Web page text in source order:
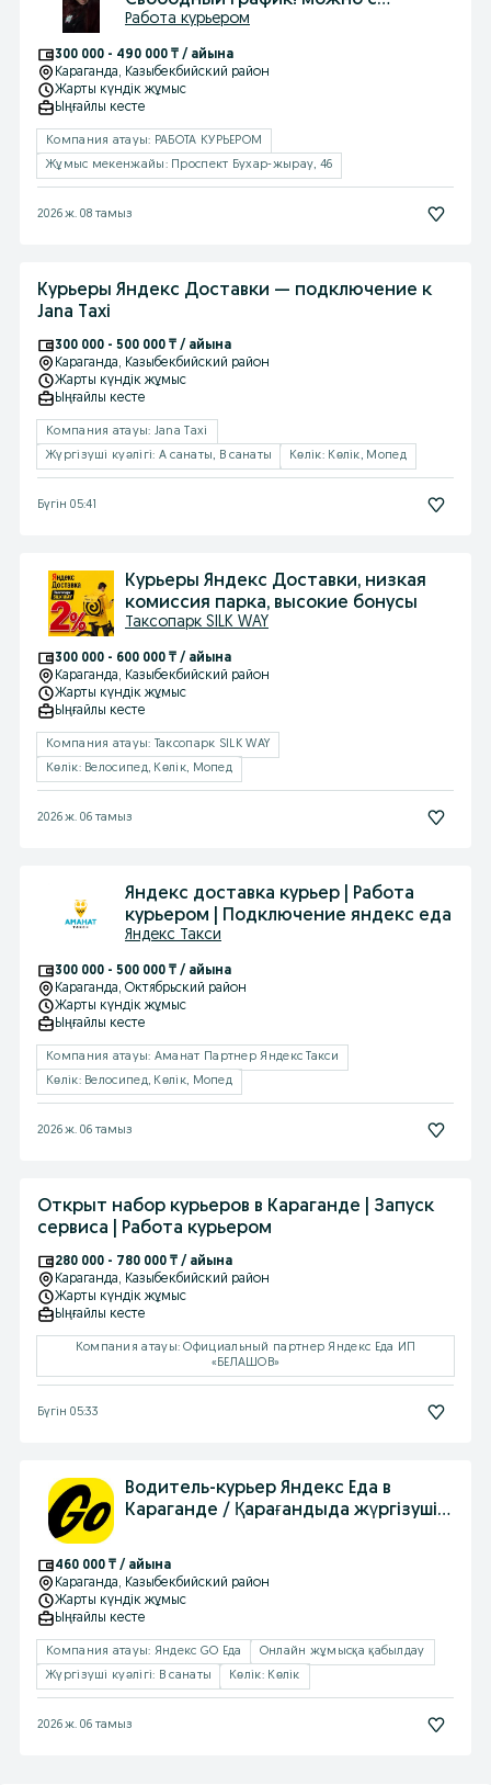
просрочками!
Работа курьером
300 000 - 490 000 ₸ / айына
Караганда, Казыбекбийский район
Жарты күндік жұмыс
Ыңғайлы кесте
Компания атауы: РАБОТА КУРЬЕРОМ
Жұмыс мекенжайы: Проспект Бухар-жырау, 46
2026 ж. 08 тамыз
Курьеры Яндекс Доставки — подключение к
Jana Taxi
300 000 - 500 000 ₸ / айына
Караганда, Казыбекбийский район
Жарты күндік жұмыс
Ыңғайлы кесте
Компания атауы: Jana Taxi
Жүргізуші куәлігі: A санаты, B санаты
Көлік: Көлік, Мопед
Бүгін 05:41
Курьеры Яндекс Доставки, низкая
комиссия парка, высокие бонусы
Таксопарк SILK WAY
300 000 - 600 000 ₸ / айына
Караганда, Казыбекбийский район
Жарты күндік жұмыс
Ыңғайлы кесте
Компания атауы: Таксопарк SILK WAY
Көлік: Велосипед, Көлік, Мопед
2026 ж. 06 тамыз
Яндекс доставка курьер | Работа
курьером | Подключение яндекс еда
Яндекс Такси
300 000 - 500 000 ₸ / айына
Караганда, Октябрьский район
Жарты күндік жұмыс
Ыңғайлы кесте
Компания атауы: Аманат Партнер Яндекс Такси
Көлік: Велосипед, Көлік, Мопед
2026 ж. 06 тамыз
Открыт набор курьеров в Караганде | Запуск
сервиса | Работа курьером
280 000 - 780 000 ₸ / айына
Караганда, Казыбекбийский район
Жарты күндік жұмыс
Ыңғайлы кесте
Компания атауы: Официальный партнер Яндекс Еда ИП
«БЕЛАШОВ»
Бүгін 05:33
Водитель-курьер Яндекс Еда в
Караганде / Қарағандыда жүргізуші-
460 000 ₸ / айына
Караганда, Казыбекбийский район
Жарты күндік жұмыс
Ыңғайлы кесте
Компания атауы: Яндекс GO Еда
Онлайн жұмысқа қабылдау
Жүргізуші куәлігі: B санаты
Көлік: Көлік
2026 ж. 06 тамыз